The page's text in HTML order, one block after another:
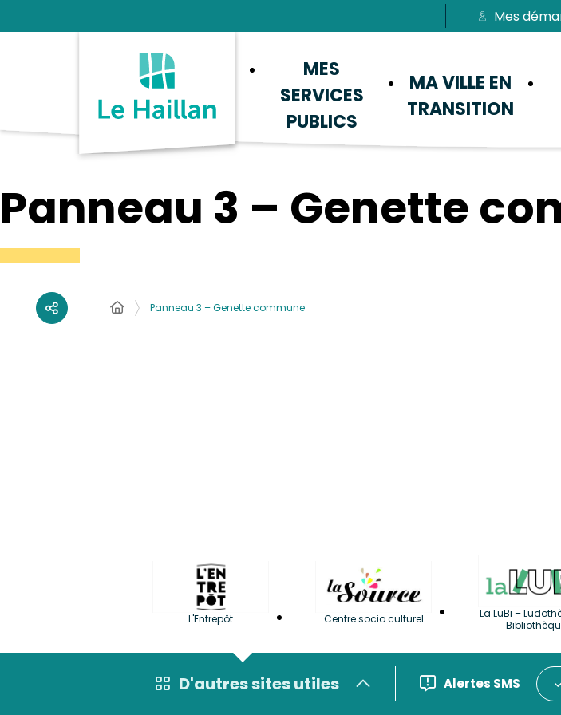
Passer au contenu
Mes
MES
SERVICES
PUBLICS
MA VILLE EN
TRANSITION
Panneau 3 – Genette
Panneau 3 – Genette commune
L'Entrepôt Centre socio culturel
La LuBi –
D'autres sites utiles Alertes SMS